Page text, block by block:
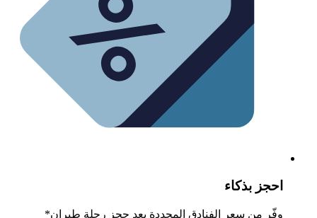
بذكاء
من سعر الفنادق المحددة بعد حجز رحلة طيران*